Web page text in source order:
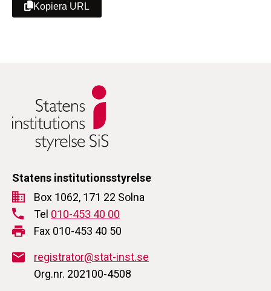
Kopiera URL
Statens institutionsstyrelse
Box 1062, 171 22 Solna
Tel 010-453 40 00
Fax 010-453 40 50
registrator@stat-inst.se
Org.nr. 202100-4508